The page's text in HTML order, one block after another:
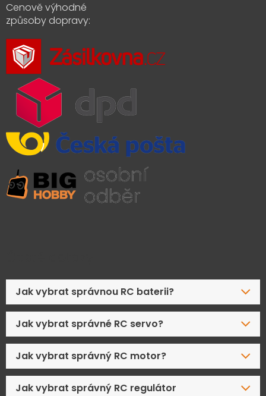
Cenově výhodné
způsoby dopravy:
Jak vybrat správnou RC baterii?
Jak vybrat správné RC servo?
Jak vybrat správný RC motor?
Jak vybrat správný RC regulátor